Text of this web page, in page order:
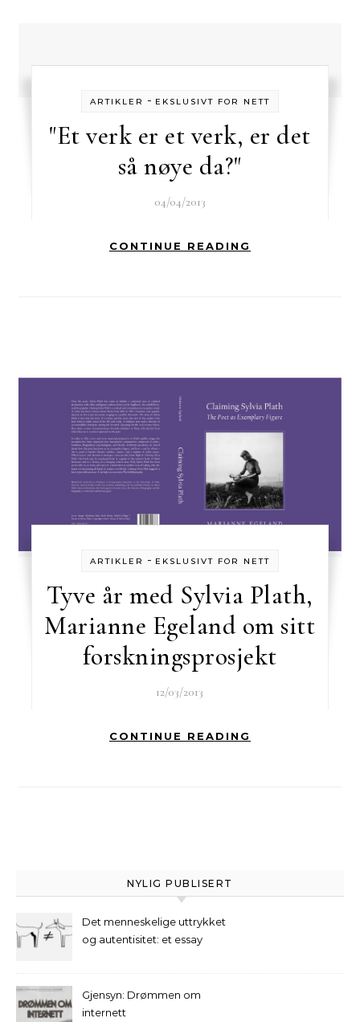
ARTIKLER - EKSLUSIVT FOR NETT
"Et verk er et verk, er det
så nøye da?"
04/04/2013
CONTINUE READING
ARTIKLER - EKSLUSIVT FOR NETT
Tyve år med Sylvia Plath,
Marianne Egeland om sitt
forskningsprosjekt
12/03/2013
CONTINUE READING
NYLIG PUBLISERT
Det menneskelige uttrykket
og autentisitet: et essay
Gjensyn: Drømmen om
internett